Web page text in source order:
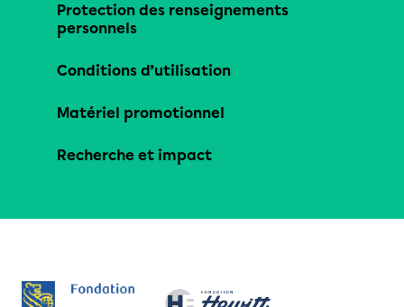
Protection des renseignements
personnels
Conditions d’utilisation
Matériel promotionnel
Recherche et impact